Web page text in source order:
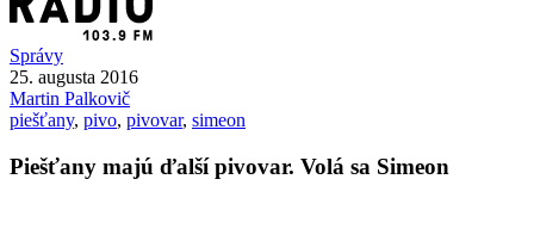
Správy
25. augusta 2016
Martin Palkovič
piešťany, pivo, pivovar, simeon
Piešťany majú ďalší pivovar. Volá sa Simeon